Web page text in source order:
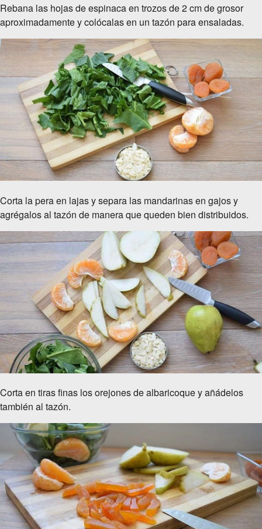
Rebana las hojas de espinaca en trozos de 2 cm de grosor
aproximadamente y colócalas en un tazón para ensaladas.
Corta la pera en lajas y separa las mandarinas en gajos y
agrégalos al tazón de manera que queden bien distribuidos.
Corta en tiras finas los orejones de albaricoque y añádelos
también al tazón.